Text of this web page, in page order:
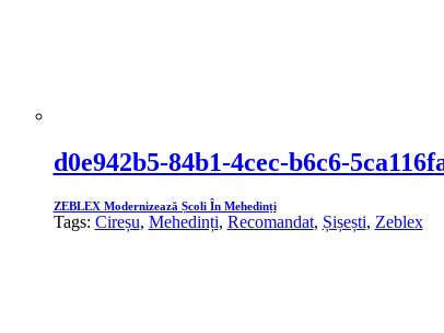
d0e942b5-84b1-4cec-b6c6-
ZEBLEX Modernizează Școli În Mehedinți
Tags: Cireșu, Mehedinți, Recomandat, Șișești, Zeblex